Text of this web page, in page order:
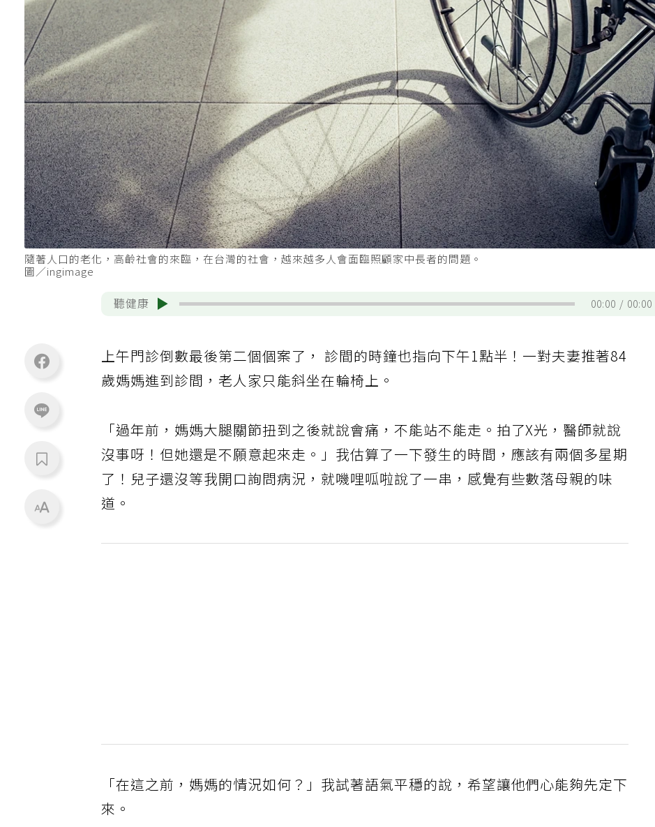
隨著人口的老化，高齡社會的來臨，在台灣的社會，越來越多人會面臨照顧家中長者的問題。
圖／ingimage
聽健康 00:00 00:00
上午門診倒數最後第二個個案了， 診間的時鐘也指向下午1點半！一對夫妻推著84
歲媽媽進到診間，老人家只能斜坐在輪椅上。
「過年前，媽媽大腿關節扭到之後就說會痛，不能站不能走。拍了X光，醫師就說
沒事呀！但她還是不願意起來走。」我估算了一下發生的時間，應該有兩個多星期
了！兒子還沒等我開口詢問病況，就嘰哩呱啦說了一串，感覺有些數落母親的味
道。
「在這之前，媽媽的情況如何？」我試著語氣平穩的說，希望讓他們心能夠先定下
來。